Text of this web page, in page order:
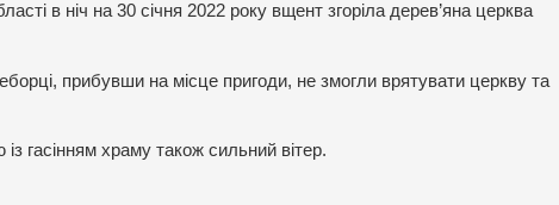
в ніч на 30 січня 2022 року вщент згоріла дерев’яна церква
прибувши на місце пригоди, не змогли врятувати церкву та
гасінням храму також сильний вітер.